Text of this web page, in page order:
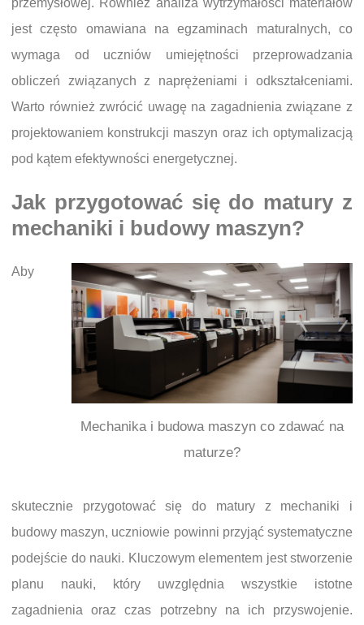
przemysłowej. Również analiza wytrzymałości materiałów
jest często omawiana na egzaminach maturalnych, co
wymaga od uczniów umiejętności przeprowadzania
obliczeń związanych z naprężeniami i odkształceniami.
Warto również zwrócić uwagę na zagadnienia związane z
projektowaniem konstrukcji maszyn oraz ich optymalizacją
pod kątem efektywności energetycznej.
Jak przygotować się do matury z
mechaniki i budowy maszyn?
Mechanika i budowa maszyn co zdawać na
maturze?
Aby
skutecznie przygotować się do matury z mechaniki i
budowy maszyn, uczniowie powinni przyjąć systematyczne
podejście do nauki. Kluczowym elementem jest stworzenie
planu nauki, który uwzględnia wszystkie istotne
zagadnienia oraz czas potrzebny na ich przyswojenie.